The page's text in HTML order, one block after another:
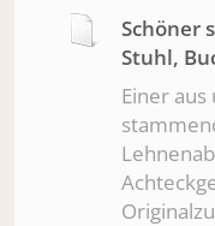
Schöner
Stuhl,
Einer